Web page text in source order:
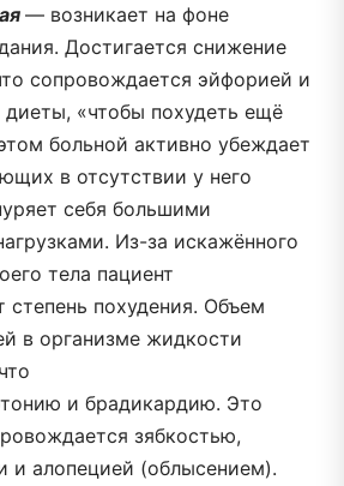
— возникает на фоне
Достигается снижение
сопровождается эйфорией и
«чтобы похудеть ещё
больной активно убеждает
в отсутствии у него
себя большими
Из-за искажённого
тела пациент
степень похудения. Объем
в организме жидкости
и брадикардию. Это
зябкостью,
и алопецией (облысением).